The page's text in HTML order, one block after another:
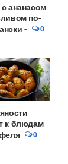
ананасом
по-
-
0
к блюдам
0